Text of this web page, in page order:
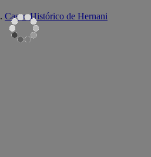
. Casco Histórico de Hernani